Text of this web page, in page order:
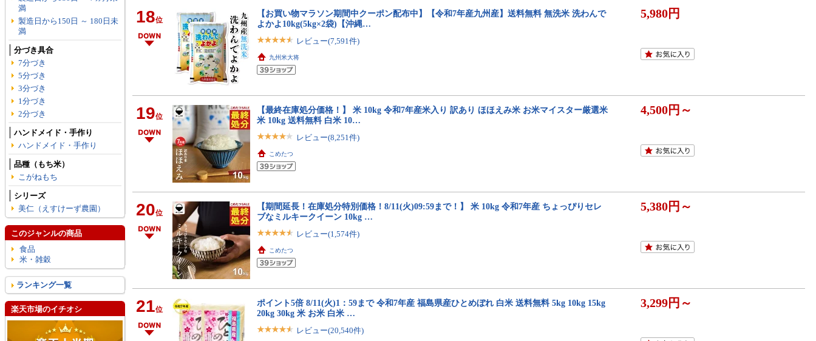
18位
【お買い物マラソン期間中クーポン配布中】【令和7年産九州産】送料無料 無洗米 洗わんで
よかよ10kg(5kg×2袋)【沖縄…
レビュー(7,591件)
九州米大将
5,980円
19位
【最終在庫処分価格！】 米 10kg 令和7年産米入り 訳あり ほほえみ米 お米マイスター厳選米
米 10kg 送料無料 白米 10…
レビュー(8,251件)
こめたつ
4,500円～
20位
【期間延長！在庫処分特別価格！8/11(火)09:59まで！】 米 10kg 令和7年産 ちょっぴりセレ
ブなミルキークイーン 10kg …
レビュー(1,574件)
こめたつ
5,380円～
21位
ポイント5倍 8/11(火)1：59まで 令和7年産 福島県産ひとめぼれ 白米 送料無料 5kg 10kg 15kg
20kg 30kg 米 お米 白米 …
レビュー(20,540件)
3,299円～
満
製造日から150日 ～ 180日未
満
分づき具合
7分づき
5分づき
3分づき
1分づき
2分づき
ハンドメイド・手作り
ハンドメイド・手作り
品種（もち米）
こがねもち
シリーズ
美仁（えすけーず農園）
このジャンルの商品
食品
米・雑穀
ランキング一覧
楽天市場のイチオシ